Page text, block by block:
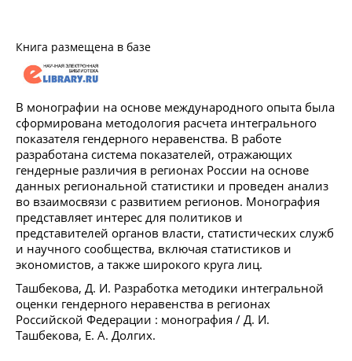
Книга размещена в базе
В монографии на основе международного опыта была
сформирована методология расчета интегрального
показателя гендерного неравенства. В работе
разработана система показателей, отражающих
гендерные различия в регионах России на основе
данных региональной статистики и проведен анализ
во взаимосвязи с развитием регионов. Монография
представляет интерес для политиков и
представителей органов власти, статистических служб
и научного сообщества, включая статистиков и
экономистов, а также широкого круга лиц.
Ташбекова, Д. И. Разработка методики интегральной
оценки гендерного неравенства в регионах
Российской Федерации : монография / Д. И.
Ташбекова, Е. А. Долгих.